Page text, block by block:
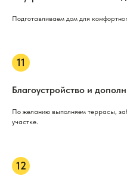
Подготавливаем дом для
Благоустройство и
По желанию выполняем террасы,
участке.